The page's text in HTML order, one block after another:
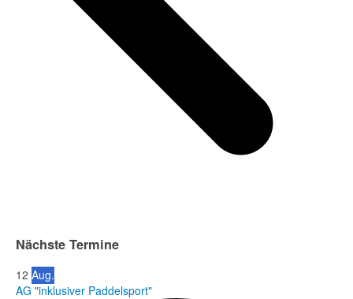
Nächste Termine
12 Aug.
AG "inklusiver Paddelsport"